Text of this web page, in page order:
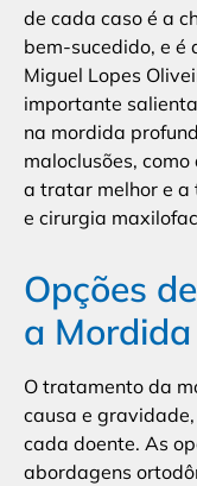
de cada caso é a
bem-sucedido, e é
Miguel Lopes
importante
na mordida
maloclusões,
a tratar melhor e
e cirurgia
Opções
a
O tratamento da
causa e
cada doente. As
abordagens